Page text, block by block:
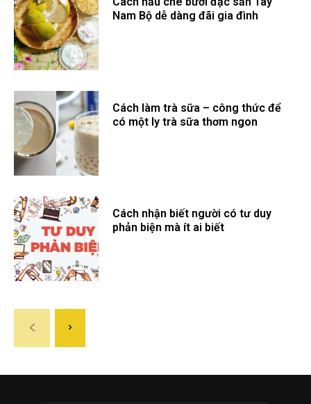
Nam Bộ dễ dàng đãi gia đình
Cách làm trà sữa – công thức để
có một ly trà sữa thơm ngon
Cách nhận biết người có tư duy
phản biện mà ít ai biết